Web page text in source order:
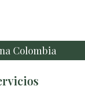
Colombia